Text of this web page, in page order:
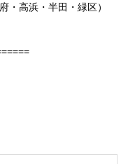
・高浜・半田・緑区）